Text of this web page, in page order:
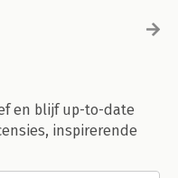
en blijf up-to-date
inspirerende